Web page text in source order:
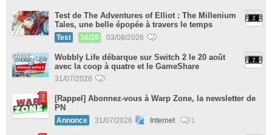
Test de The Adventures of Elliot : The Millenium
Tales, une belle épopée à travers le temps
Test 16/20 03/08/2026
Wobbly Life débarque sur Switch 2 le 20 août
avec la coop à quatre et le GameShare
31/07/2026
[Rappel] Abonnez-vous à Warp Zone, la newsletter de
PN
Annonce 31/07/2026 Internet 1